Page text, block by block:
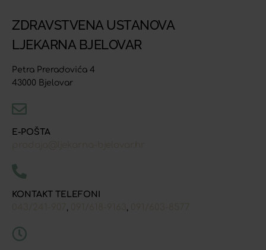
ZDRAVSTVENA USTANOVA
LJEKARNA BJELOVAR
Petra Preradovića 4
43000 Bjelovar
E-POŠTA
KONTAKT TELEFONI